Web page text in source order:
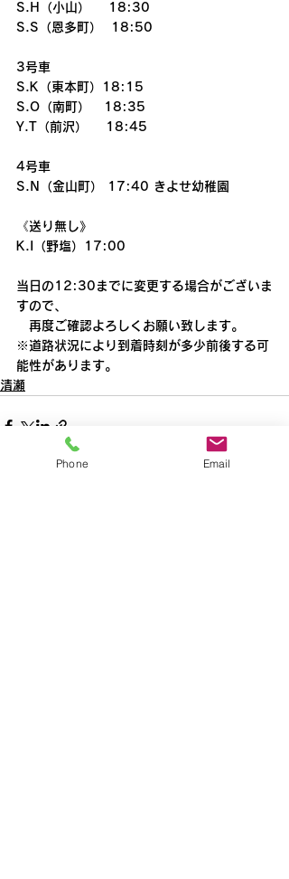
S.H（小山）    18:30
S.S（恩多町）  18:50
3号車
S.K（東本町）18:15
S.O（南町）   18:35
Y.T（前沢）    18:45
4号車
S.N（金山町） 17:40 きよせ幼稚園
《送り無し》
K.I（野塩）17:00
当日の12:30までに変更する場合がございま
すので、
再度ご確認よろしくお願い致します。
※道路状況により到着時刻が多少前後する可
能性があります。
清瀬
Phone Email